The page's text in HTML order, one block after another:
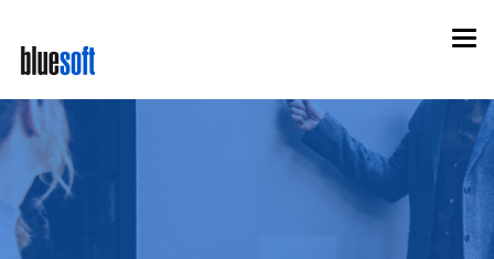
main
content